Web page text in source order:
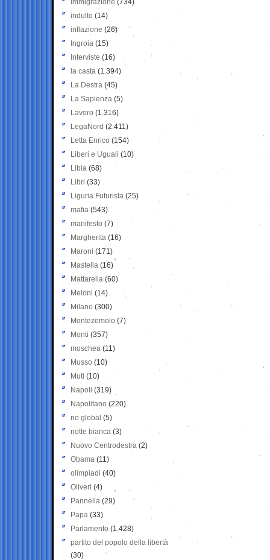
Immigrazione (734)
indulto (14)
inflazione (26)
Ingroia (15)
Interviste (16)
la casta (1.394)
La Destra (45)
La Sapienza (5)
Lavoro (1.316)
LegaNord (2.411)
Letta Enrico (154)
Liberi e Uguali (10)
Libia (68)
Libri (33)
Liguria Futurista (25)
mafia (543)
manifesto (7)
Margherita (16)
Maroni (171)
Mastella (16)
Mattarella (60)
Meloni (14)
Milano (300)
Montezemolo (7)
Monti (357)
moschea (11)
Musso (10)
Muti (10)
Napoli (319)
Napolitano (220)
no global (5)
notte bianca (3)
Nuovo Centrodestra (2)
Obama (11)
olimpiadi (40)
Oliveri (4)
Pannella (29)
Papa (33)
Parlamento (1.428)
partito del popolo della libertà
(30)